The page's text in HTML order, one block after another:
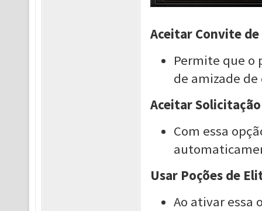
Aceitar Convite de
Permite que o
de amizade
Aceitar
Com essa
Usar Poções de
Ao ativar essa